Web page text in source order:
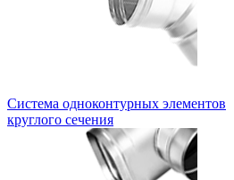
Система одноконтурных элементов
круглого сечения